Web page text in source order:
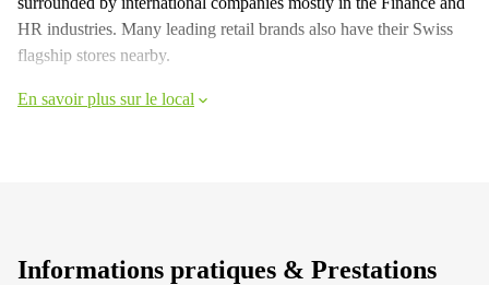
HR industries. Many leading retail brands also have their Swiss
flagship stores nearby.
En savoir plus sur le local
Informations pratiques & Prestations